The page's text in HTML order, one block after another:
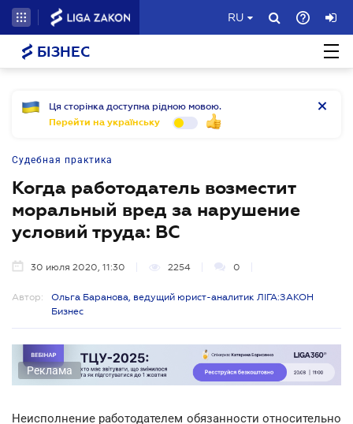
RU
БІЗНЕС
Ця сторінка доступна рідною мовою.
Перейти на українську
Судебная практика
Когда работодатель возместит
моральный вред за нарушение
условий труда: ВС
30 июля 2020, 11:30 2254 0
Автор:
Ольга Баранова, ведущий юрист-аналитик ЛІГА:ЗАКОН
Бизнес
Реклама
Неисполнение работодателем обязанности относительно